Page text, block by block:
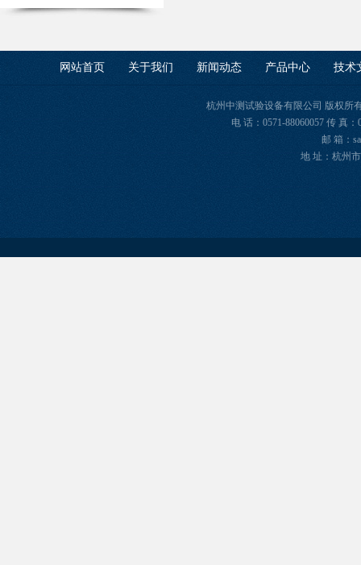
网站首页 关于我们 新闻动态 产品中心 技术
杭州中测试验设备有限公司 版权所
电 话：0571-88060057 传 真
邮 箱：
地 址：杭州